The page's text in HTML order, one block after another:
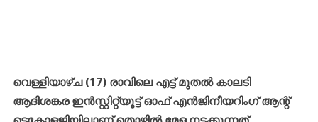
വെള്ളിയാഴ്ച (17) രാവിലെ എട്ട് മുതൽ കാലടി
ആദിശങ്കര ഇൻസ്റ്റിറ്റ്യൂട്ട് ഓഫ് എൻജിനീയറിംഗ് ആന്റ്